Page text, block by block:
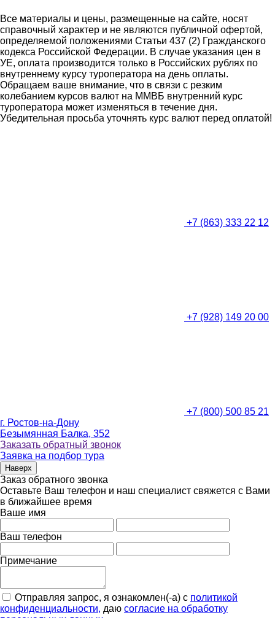
Все материалы и цены, размещенные на сайте, носят
справочный характер и не являются публичной офертой,
определяемой положениями Статьи 437 (2) Гражданского
кодекса Российской Федерации. В случае указания цен в
УЕ, оплата производится только в Российских рублях по
внутреннему курсу туроператора на день оплаты.
Обращаем ваше внимание, что в связи с резким
колебанием курсов валют на ММВБ внутренний курс
туроператора может изменяться в течение дня.
Убедительная просьба уточнять курс валют перед оплатой!
+7 (863) 333 22 12
+7 (928) 149 20 00
+7 (800) 500 85 21
г. Ростов-на-Дону
Безымянная Балка, 352
Заказать обратный звонок
Заявка на подбор тура
Наверх
Заказ обратного звонка
Оставьте Ваш телефон и наш специалист свяжется с Вами
в ближайшее время
Ваше имя
Ваш телефон
Примечание
Отправляя запрос, я ознакомлен(-а) с политикой
конфиденциальности, даю согласие на обработку